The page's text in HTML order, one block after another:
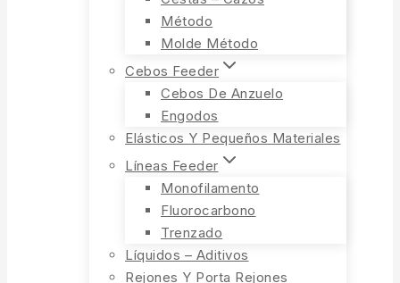
Método
Molde Método
Cebos Feeder
Cebos De Anzuelo
Engodos
Elásticos Y Pequeños Materiales
Líneas Feeder
Monofilamento
Fluorocarbono
Trenzado
Líquidos – Aditivos
Rejones Y Porta Rejones